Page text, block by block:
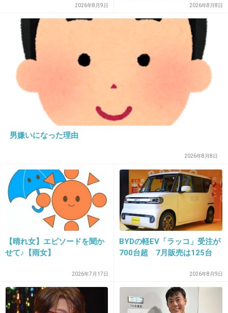
22. 匿名 2026/06/03(水) 11:09:07
>>18
こうたろうもゆりこも、ちょっこ精神が個性的なだけだ
よ！
1件の返信
>>1
この漫画嫌い。
ただのヤリマン漫画
+33 -10
>>12
レナより魅音詩音かなぁ
あと業卒の沙都子
2026年8月9日
低いので貧乏人多い」2026年8月8日
男嫌いになった理由
2026年8月8日
【晴れ女】エピソードを聞か
せて♪【雨女】
2026年7月17日
BYDの軽EV「ラッコ」受注が
700台超 7月販売は125台
2026年8月9日